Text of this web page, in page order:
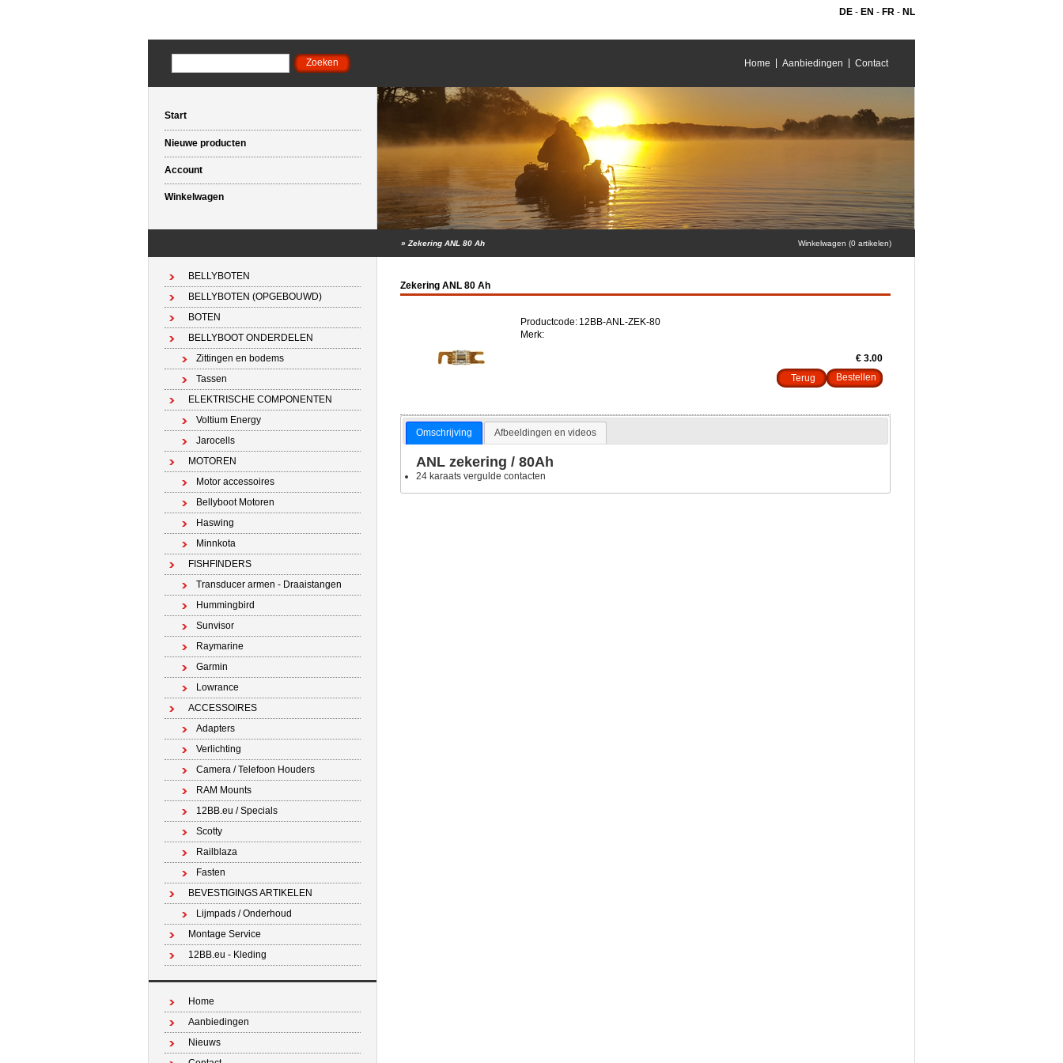
DE - EN - FR - NL
Home Aanbiedingen Contact
Start
Nieuwe producten
Account
Winkelwagen
» Zekering ANL 80 Ah Winkelwagen (0 artikelen)
BELLYBOTEN
BELLYBOTEN (OPGEBOUWD)
BOTEN
BELLYBOOT ONDERDELEN
Zittingen en bodems
Tassen
ELEKTRISCHE COMPONENTEN
Voltium Energy
Jarocells
MOTOREN
Motor accessoires
Bellyboot Motoren
Haswing
Minnkota
FISHFINDERS
Transducer armen - Draaistangen
Hummingbird
Sunvisor
Raymarine
Garmin
Lowrance
ACCESSOIRES
Adapters
Verlichting
Camera / Telefoon Houders
RAM Mounts
12BB.eu / Specials
Scotty
Railblaza
Fasten
BEVESTIGINGS ARTIKELEN
Lijmpads / Onderhoud
Montage Service
12BB.eu - Kleding
Home
Aanbiedingen
Nieuws
Zekering ANL 80 Ah
Productcode: 12BB-ANL-ZEK-80
Merk:
€ 3.00
Terug
Omschrijving Afbeeldingen en videos
ANL zekering / 80Ah
24 karaats vergulde contacten